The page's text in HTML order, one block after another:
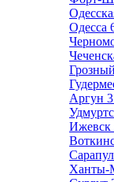
Одесса
Грозный
Аргун
Ижевск
Сарапул
Ханты-